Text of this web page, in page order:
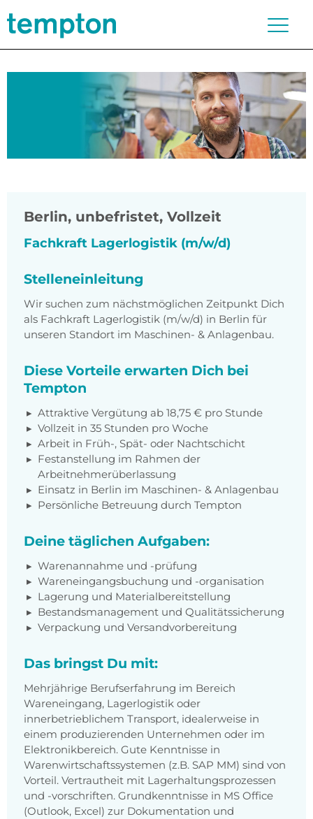
Berlin, unbefristet, Vollzeit
Fachkraft Lagerlogistik (m/w/d)
Stelleneinleitung
Wir suchen zum nächstmöglichen Zeitpunkt Dich
als Fachkraft Lagerlogistik (m/w/d) in Berlin für
unseren Standort im Maschinen- & Anlagenbau.
Diese Vorteile erwarten Dich bei
Tempton
Attraktive Vergütung ab 18,75 € pro Stunde
Vollzeit in 35 Stunden pro Woche
Arbeit in Früh-, Spät- oder Nachtschicht
Festanstellung im Rahmen der
Arbeitnehmerüberlassung
Einsatz in Berlin im Maschinen- & Anlagenbau
Persönliche Betreuung durch Tempton
Deine täglichen Aufgaben:
Warenannahme und -prüfung
Wareneingangsbuchung und -organisation
Lagerung und Materialbereitstellung
Bestandsmanagement und Qualitätssicherung
Verpackung und Versandvorbereitung
Das bringst Du mit:
Mehrjährige Berufserfahrung im Bereich
Wareneingang, Lagerlogistik oder
innerbetrieblichem Transport, idealerweise in
einem produzierenden Unternehmen oder im
Elektronikbereich. Gute Kenntnisse in
Warenwirtschaftssystemen (z.B. SAP MM) sind von
Vorteil. Vertrautheit mit Lagerhaltungsprozessen
und -vorschriften. Grundkenntnisse in MS Office
(Outlook, Excel) zur Dokumentation und